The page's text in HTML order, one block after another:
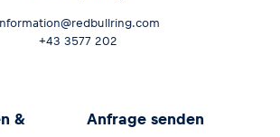
+43 3577 202
&
Anfrage senden